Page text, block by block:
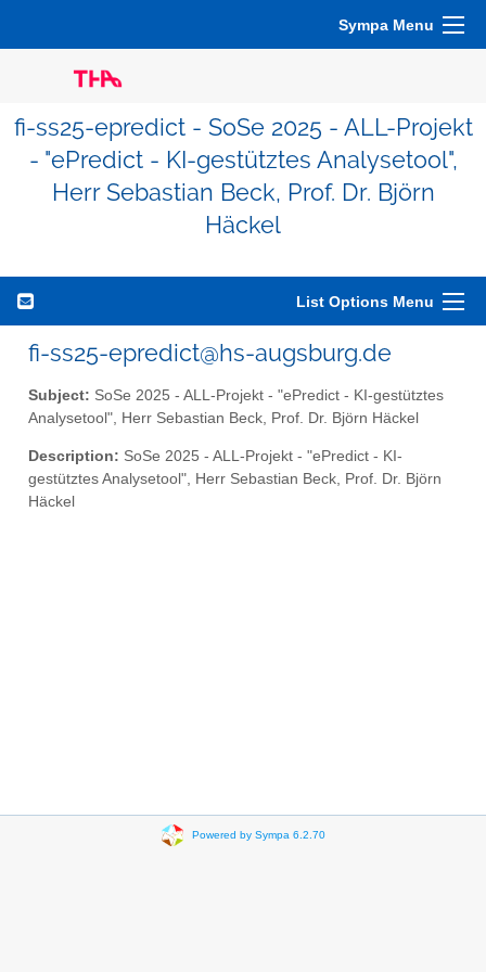
Sympa Menu
fi-ss25-epredict - SoSe 2025 - ALL-Projekt
- "ePredict - KI-gestütztes Analysetool",
Herr Sebastian Beck, Prof. Dr. Björn
Häckel
List Options Menu
fi-ss25-epredict@hs-augsburg.de
Subject: SoSe 2025 - ALL-Projekt - "ePredict - KI-gestütztes
Analysetool", Herr Sebastian Beck, Prof. Dr. Björn Häckel
Description: SoSe 2025 - ALL-Projekt - "ePredict - KI-
gestütztes Analysetool", Herr Sebastian Beck, Prof. Dr. Björn
Häckel
Powered by Sympa 6.2.70